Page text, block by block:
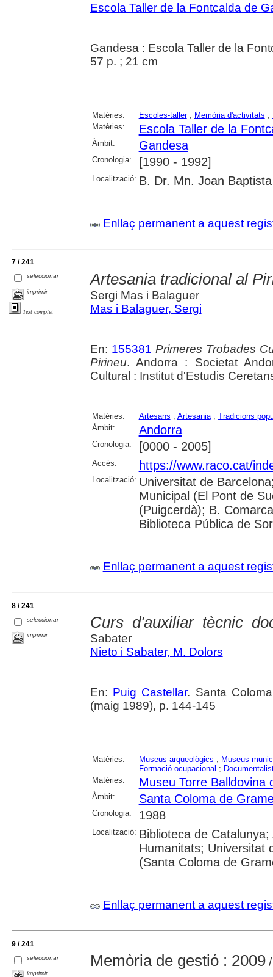
Escola Taller de la Fontcalda de
Gandesa : Escola Taller de la
57 p. ; 21 cm
Matèries: Escoles-taller; Memòria d'activitats ;
Matèries:
Escola Taller de la
Àmbit: Gandesa
Cronologia: [1990 - 1992]
Localització: B. Dr. Mn. Joan
Enllaç permanent a aquest
7 / 241
seleccionar
imprimir
Text complet
Artesania tradicional al
Sergi Mas i Balaguer
Mas i Balaguer, Sergi
En: 155381 Primeres Trobades
Pirineu. Andorra : Societat
Cultural : Institut d'Estudis
Matèries: Artesans ; Artesania; Tradicions
Àmbit:
Andorra
Cronologia: [0000 - 2005]
Accés: https://www.raco.cat/
Localització: Universitat de
Municipal (El Pont de
(Puigcerdà); B.
Biblioteca Pública de
Enllaç permanent a aquest
8 / 241
seleccionar
imprimir
Curs d'auxiliar tècnic
Sabater
Nieto i Sabater, M. Dolors
En: Puig Castellar. Santa
(maig 1989), p. 144-145
Matèries: Museus arqueològics ; Museus
Formació ocupacional ;
Matèries:
Museu Torre Balldovina
Àmbit: Santa Coloma de
Cronologia: 1988
Localització: Biblioteca de
Humanitats; Universitat
(Santa Coloma de
Enllaç permanent a aquest
9 / 241
seleccionar
imprimir
Memòria de gestió : 2009/